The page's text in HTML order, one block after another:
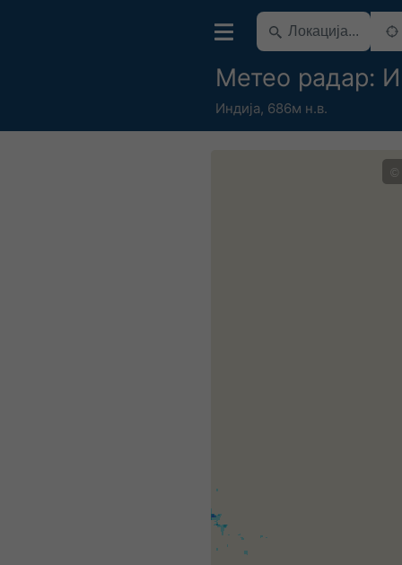
Метео радар:
Индија, 686м н.в.
©